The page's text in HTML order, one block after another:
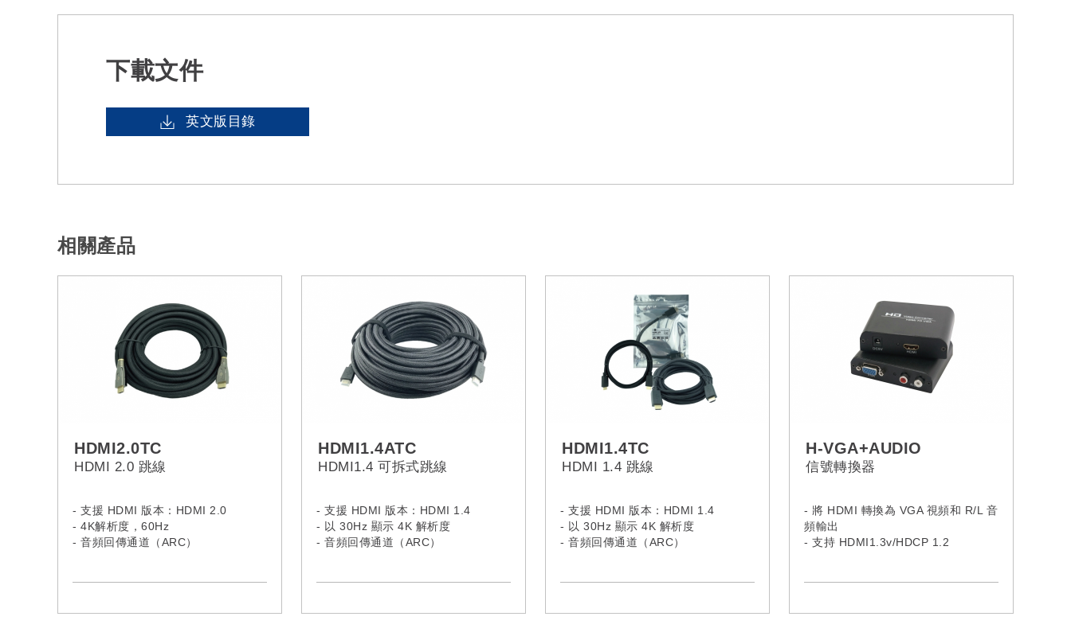
下載文件
英文版目錄
相關產品
HDMI2.0TC
HDMI 2.0 跳線
- 支援 HDMI 版本：HDMI 2.0
- 4K解析度，60Hz
- 音頻回傳通道（ARC）
HDMI1.4ATC
HDMI1.4 可拆式跳線
- 支援 HDMI 版本：HDMI 1.4
- 以 30Hz 顯示 4K 解析度
- 音頻回傳通道（ARC）
HDMI1.4TC
HDMI 1.4 跳線
- 支援 HDMI 版本：HDMI 1.4
- 以 30Hz 顯示 4K 解析度
- 音頻回傳通道（ARC）
H-VGA+AUDIO
信號轉換器
- 將 HDMI 轉換為 VGA 視頻和 R/L 音
頻輸出
- 支持 HDMI1.3v/HDCP 1.2